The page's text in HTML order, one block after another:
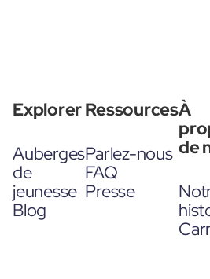
Explorer
Auberges
de
jeunesse
Blog
Ressources
Parlez-nous
FAQ
Presse
À
de